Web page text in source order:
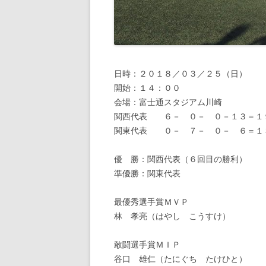
日時：２０１８／０３／２５（日）
開始：１４：００
会場：富士通スタジアム川崎
関西代表 ６－ ０－ ０－１３＝１
関東代表 ０－ ７－ ０－ ６＝１
優 勝：関西代表（６回目の勝利）
準優勝：関東代表
最優秀選手賞ＭＶＰ
林 孝亮（はやし こうすけ）
敢闘選手賞ＭＩＰ
谷口 雄仁（たにぐち たけひと）